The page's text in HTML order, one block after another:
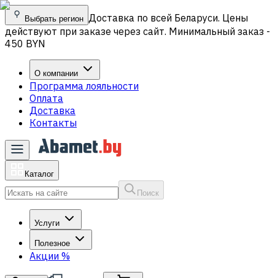
Выбрать регион Доставка по всей Беларуси. Цены
действуют при заказе через сайт. Минимальный заказ -
450 BYN
О компании
Программа лояльности
Оплата
Доставка
Контакты
Каталог
Поиск
Услуги
Полезное
Акции %